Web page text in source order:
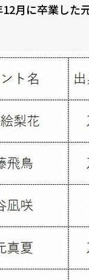
月に卒業した